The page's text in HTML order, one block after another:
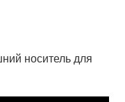
носитель для